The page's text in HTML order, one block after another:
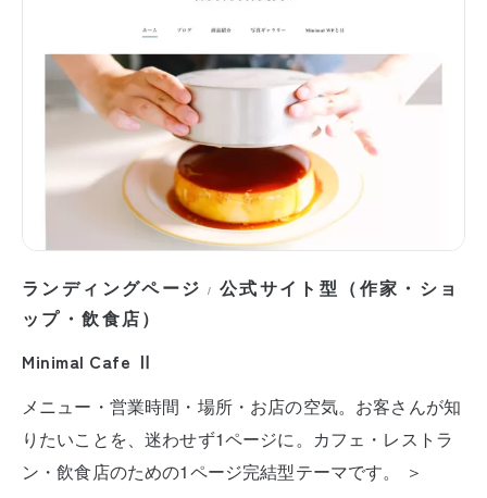
ランディングページ / 公式サイト型（作家・ショ
ップ・飲食店）
Minimal Cafe Ⅱ
メニュー・営業時間・場所・お店の空気。お客さんが知
りたいことを、迷わせず1ページに。カフェ・レストラ
ン・飲食店のための1ページ完結型テーマです。 ＞